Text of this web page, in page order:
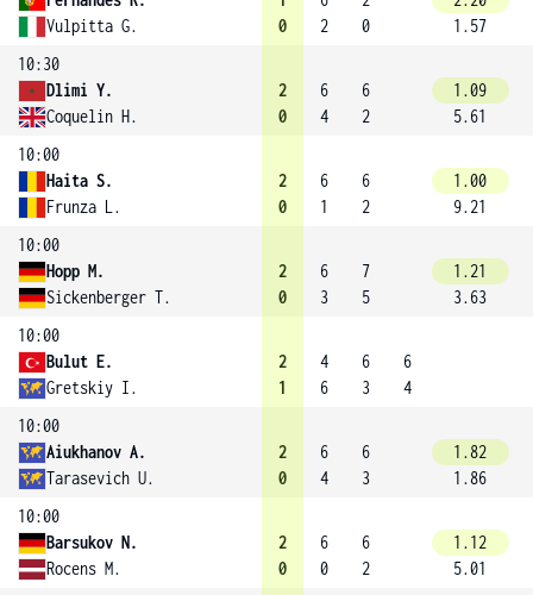
Vulpitta G.
0
2
0
1.57
10:30
Dlimi Y.
Coquelin H.
2
0
6
4
6
2
1.09
5.61
10:00
Haita S.
Frunza L.
2
0
6
1
6
2
1.00
9.21
10:00
Hopp M.
Sickenberger T.
2
0
6
3
7
5
1.21
3.63
10:00
Bulut E.
Gretskiy I.
2
1
4
6
6
3
6
4
10:00
Aiukhanov A.
Tarasevich U.
2
0
6
4
6
3
1.82
1.86
10:00
Barsukov N.
Rocens M.
2
0
6
0
6
2
1.12
5.01